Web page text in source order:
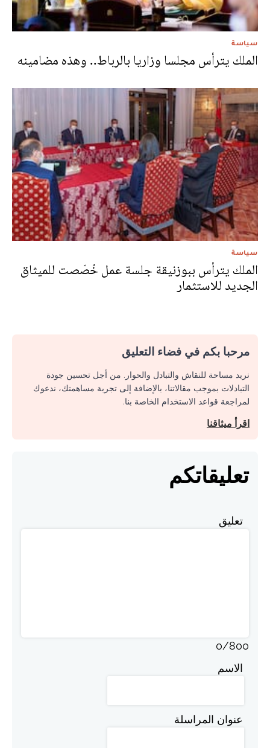
سياسة
الملك يترأس مجلسا وزاريا بالرباط.. وهذه مضامينه
سياسة
الملك يترأس ببوزنيقة جلسة عمل خُصّصت للميثاق
الجديد للاستثمار
مرحبا بكم في فضاء التعليق
نريد مساحة للنقاش والتبادل والحوار. من أجل تحسين جودة
التبادلات بموجب مقالاتنا، بالإضافة إلى تجربة مساهمتك، ندعوك
لمراجعة قواعد الاستخدام الخاصة بنا.
اقرأ ميثاقنا
تعليقاتكم
تعليق
0/800
الاسم
عنوان المراسلة